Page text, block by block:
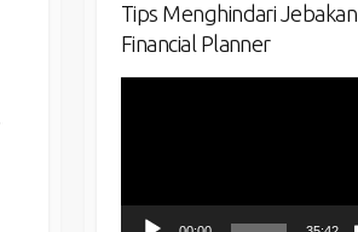
Tips Menghindari Jebakan
Financial Planner